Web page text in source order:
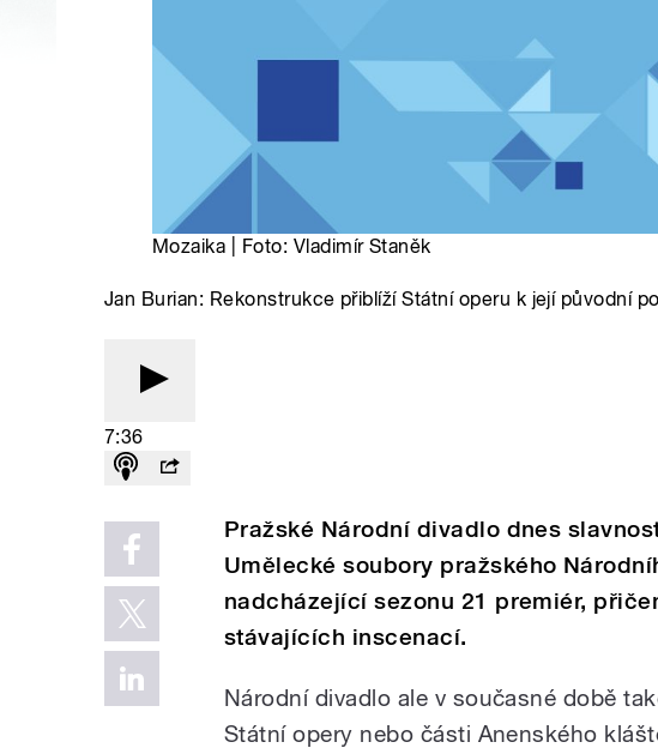
Mozaika | Foto: Vladimír Staněk
Jan Burian: Rekonstrukce přiblíží Státní operu k její původní
7:36
Pražské Národní divadlo dnes
Umělecké soubory pražského
nadcházející sezonu 21 premiér,
stávajících inscenací.
Národní divadlo ale v současné době
Státní opery nebo části Anenského